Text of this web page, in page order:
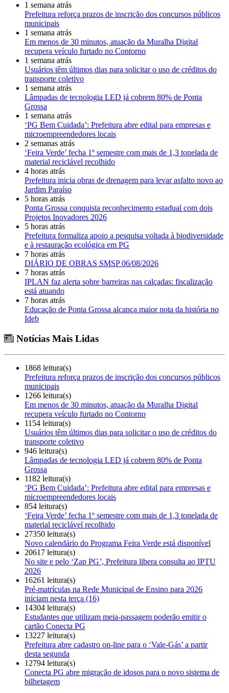
1 semana atrás
Prefeitura reforça prazos de inscrição dos concursos públicos
municipais
1 semana atrás
Em menos de 30 minutos, atuação da Muralha Digital
recupera veículo furtado no Contorno
1 semana atrás
Usuários têm últimos dias para solicitar o uso de créditos do
transporte coletivo
1 semana atrás
Lâmpadas de tecnologia LED já cobrem 80% de Ponta
Grossa
1 semana atrás
‘PG Bem Cuidada’: Prefeitura abre edital para empresas e
microempreendedores locais
2 semanas atrás
‘Feira Verde’ fecha 1º semestre com mais de 1,3 tonelada de
material reciclável recolhido
4 horas atrás
Prefeitura inicia obras de drenagem para levar asfalto novo ao
Jardim Paraíso
5 horas atrás
Ponta Grossa conquista reconhecimento estadual com dois
Projetos Inovadores 2026
5 horas atrás
Prefeitura formaliza apoio a pesquisa voltada à biodiversidade
e à restauração ecológica em PG
7 horas atrás
DIÁRIO DE OBRAS SMSP 06/08/2026
7 horas atrás
IPLAN faz alerta sobre barreiras nas calçadas: fiscalização
está atuando
7 horas atrás
Educação de Ponta Grossa alcança maior nota da história no
Ideb
Notícias Mais Lidas
1868 leitura(s)
Prefeitura reforça prazos de inscrição dos concursos públicos
municipais
1266 leitura(s)
Em menos de 30 minutos, atuação da Muralha Digital
recupera veículo furtado no Contorno
1154 leitura(s)
Usuários têm últimos dias para solicitar o uso de créditos do
transporte coletivo
946 leitura(s)
Lâmpadas de tecnologia LED já cobrem 80% de Ponta
Grossa
1182 leitura(s)
‘PG Bem Cuidada’: Prefeitura abre edital para empresas e
microempreendedores locais
854 leitura(s)
‘Feira Verde’ fecha 1º semestre com mais de 1,3 tonelada de
material reciclável recolhido
27350 leitura(s)
Novo calendário do Programa Feira Verde está disponível
20617 leitura(s)
No site e pelo ‘Zap PG’, Prefeitura libera consulta ao IPTU
2026
16261 leitura(s)
Pré-matrículas na Rede Municipal de Ensino para 2026
iniciam nesta terça (16)
14304 leitura(s)
Estudantes que utilizam meia-passagem poderão emitir o
cartão Conecta PG
13227 leitura(s)
Prefeitura abre cadastro on-line para o ‘Vale-Gás’ a partir
desta segunda
12794 leitura(s)
Conecta PG abre migração de idosos para o novo sistema de
bilhetagem